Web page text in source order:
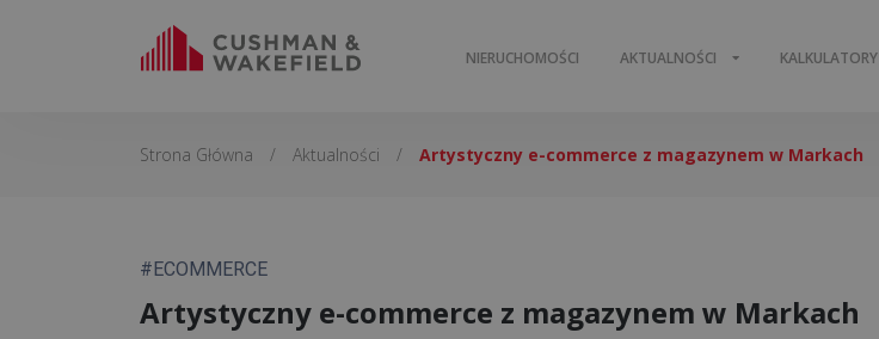
NIERUCHOMOŚCI AKTUALNOŚCI KALKULATORY
Strona Główna / Aktualności / Artystyczny e-commerce z magazynem w Markach
#ECOMMERCE
Artystyczny e-commerce z magazynem w Markach